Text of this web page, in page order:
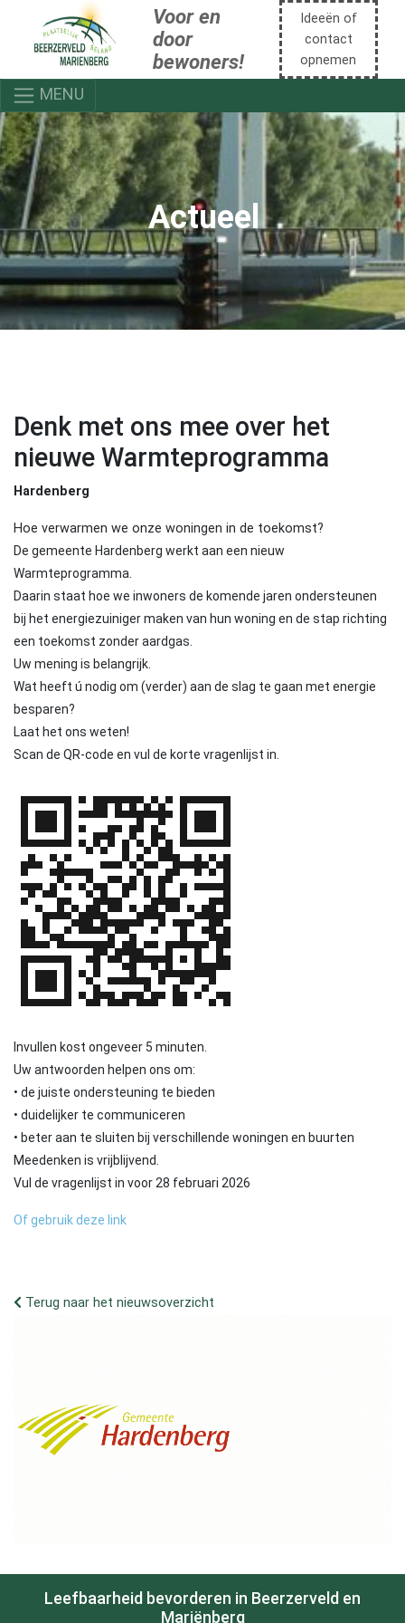
Voor en
door
bewoners!
Ideeën of
contact
opnemen
MENU
Actueel
Denk met ons mee over het
nieuwe Warmteprogramma
Hardenberg
Hoe verwarmen we onze woningen in de toekomst?
De gemeente Hardenberg werkt aan een nieuw
Warmteprogramma.
Daarin staat hoe we inwoners de komende jaren ondersteunen
bij het energiezuiniger maken van hun woning en de stap richting
een toekomst zonder aardgas.
Uw mening is belangrijk.
Wat heeft ú nodig om (verder) aan de slag te gaan met energie
besparen?
Laat het ons weten!
Scan de QR-code en vul de korte vragenlijst in.
Invullen kost ongeveer 5 minuten.
Uw antwoorden helpen ons om:
• de juiste ondersteuning te bieden
• duidelijker te communiceren
• beter aan te sluiten bij verschillende woningen en buurten
Meedenken is vrijblijvend.
Vul de vragenlijst in voor 28 februari 2026
Of gebruik deze link
Terug naar het nieuwsoverzicht
Leefbaarheid bevorderen in Beerzerveld en
Mariënberg